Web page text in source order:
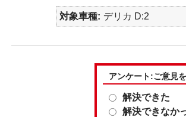
対象車種 デリカ D:2
アンケート:ご意見
解決できた
解決できなか